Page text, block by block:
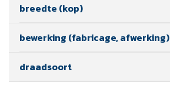
breedte (kop)
bewerking (fabricage, afwerking)
draadsoort